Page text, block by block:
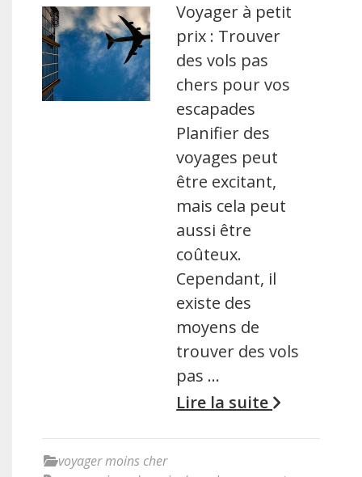
Voyager à petit
prix : Trouver
des vols pas
chers pour vos
escapades
Planifier des
voyages peut
être excitant,
mais cela peut
aussi être
coûteux.
Cependant, il
existe des
moyens de
trouver des vols
pas …
Lire la suite
voyager moins cher